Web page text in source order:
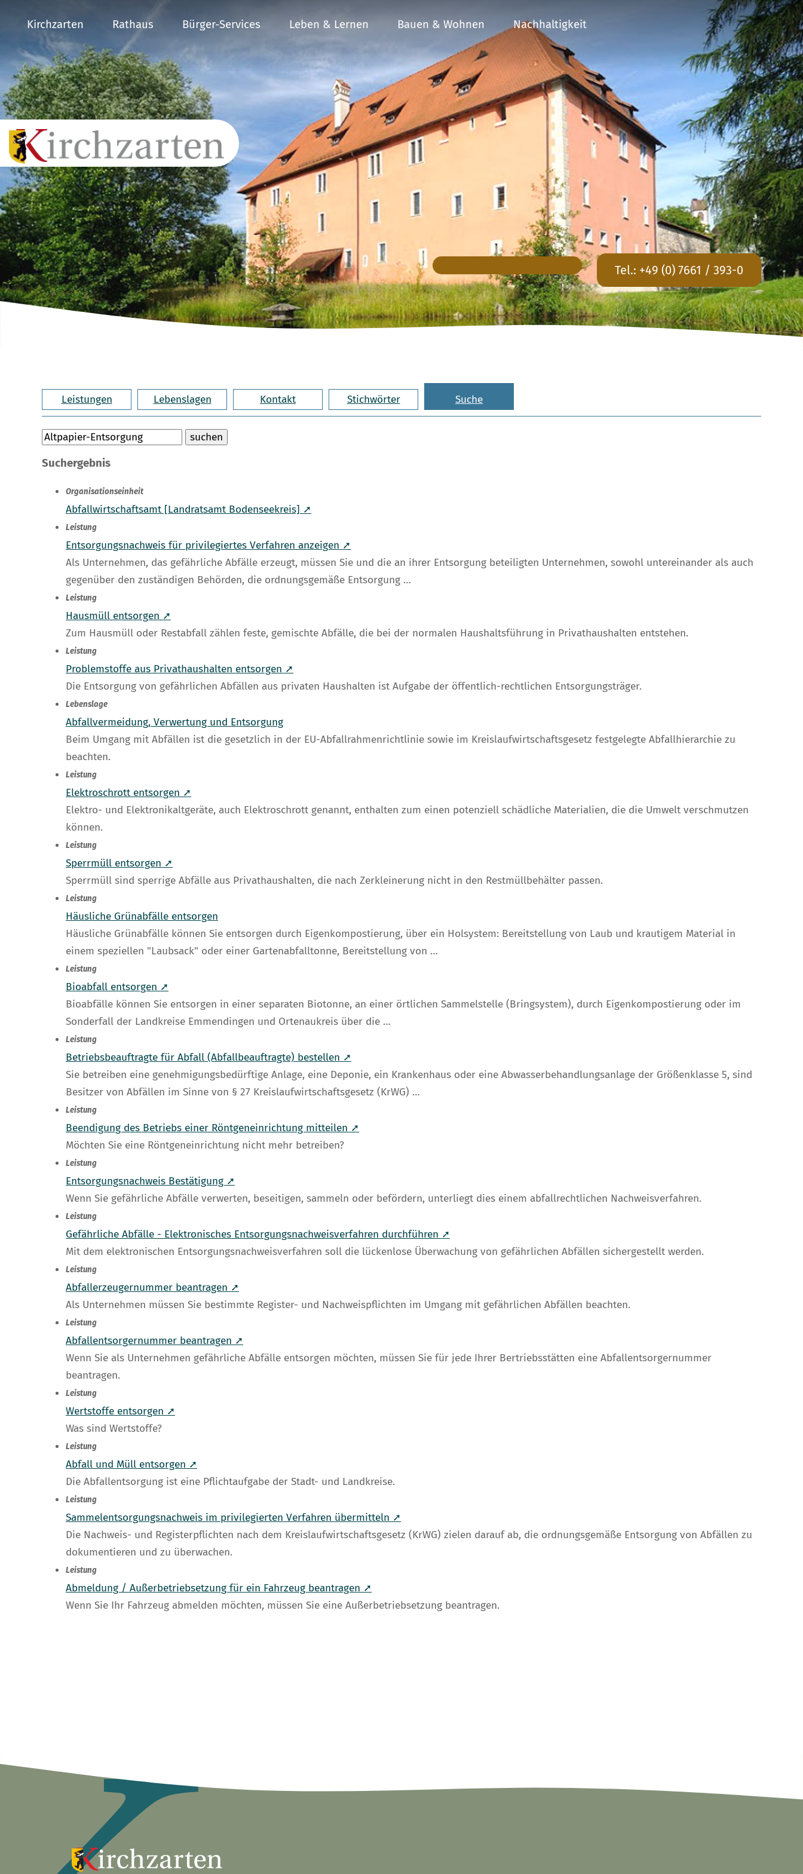
Kirchzarten Rathaus Bürger-Services Leben & Lernen Bauen & Wohnen Nachhaltigkeit
Tel.: +49 (0) 7661 / 393-0
Leistungen Lebenslagen Kontakt Stichwörter Suche
Suchergebnis
Organisationseinheit
Abfallwirtschaftsamt [Landratsamt Bodenseekreis] ➚
Leistung
Entsorgungsnachweis für privilegiertes Verfahren anzeigen ➚
Als Unternehmen, das gefährliche Abfälle erzeugt, müssen Sie und die an ihrer Entsorgung beteiligten Unternehmen, sowohl untereinander als auch
gegenüber den zuständigen Behörden, die ordnungsgemäße Entsorgung …
Leistung
Hausmüll entsorgen ➚
Zum Hausmüll oder Restabfall zählen feste, gemischte Abfälle, die bei der normalen Haushaltsführung in Privathaushalten entstehen.
Leistung
Problemstoffe aus Privathaushalten entsorgen ➚
Die Entsorgung von gefährlichen Abfällen aus privaten Haushalten ist Aufgabe der öffentlich-rechtlichen Entsorgungsträger.
Lebenslage
Abfallvermeidung, Verwertung und Entsorgung
Beim Umgang mit Abfällen ist die gesetzlich in der EU-Abfallrahmenrichtlinie sowie im Kreislaufwirtschaftsgesetz festgelegte Abfallhierarchie zu
beachten.
Leistung
Elektroschrott entsorgen ➚
Elektro- und Elektronikaltgeräte, auch Elektroschrott genannt, enthalten zum einen potenziell schädliche Materialien, die die Umwelt verschmutzen
können.
Leistung
Sperrmüll entsorgen ➚
Sperrmüll sind sperrige Abfälle aus Privathaushalten, die nach Zerkleinerung nicht in den Restmüllbehälter passen.
Leistung
Häusliche Grünabfälle entsorgen
Häusliche Grünabfälle können Sie entsorgen durch Eigenkompostierung, über ein Holsystem: Bereitstellung von Laub und krautigem Material in
einem speziellen "Laubsack" oder einer Gartenabfalltonne, Bereitstellung von …
Leistung
Bioabfall entsorgen ➚
Bioabfälle können Sie entsorgen in einer separaten Biotonne, an einer örtlichen Sammelstelle (Bringsystem), durch Eigenkompostierung oder im
Sonderfall der Landkreise Emmendingen und Ortenaukreis über die …
Leistung
Betriebsbeauftragte für Abfall (Abfallbeauftragte) bestellen ➚
Sie betreiben eine genehmigungsbedürftige Anlage, eine Deponie, ein Krankenhaus oder eine Abwasserbehandlungsanlage der Größenklasse 5, sind
Besitzer von Abfällen im Sinne von § 27 Kreislaufwirtschaftsgesetz (KrWG) …
Leistung
Beendigung des Betriebs einer Röntgeneinrichtung mitteilen ➚
Möchten Sie eine Röntgeneinrichtung nicht mehr betreiben?
Leistung
Entsorgungsnachweis Bestätigung ➚
Wenn Sie gefährliche Abfälle verwerten, beseitigen, sammeln oder befördern, unterliegt dies einem abfallrechtlichen Nachweisverfahren.
Leistung
Gefährliche Abfälle - Elektronisches Entsorgungsnachweisverfahren durchführen ➚
Mit dem elektronischen Entsorgungsnachweisverfahren soll die lückenlose Überwachung von gefährlichen Abfällen sichergestellt werden.
Leistung
Abfallerzeugernummer beantragen ➚
Als Unternehmen müssen Sie bestimmte Register- und Nachweispflichten im Umgang mit gefährlichen Abfällen beachten.
Leistung
Abfallentsorgernummer beantragen ➚
Wenn Sie als Unternehmen gefährliche Abfälle entsorgen möchten, müssen Sie für jede Ihrer Bertriebsstätten eine Abfallentsorgernummer
beantragen.
Leistung
Wertstoffe entsorgen ➚
Was sind Wertstoffe?
Leistung
Abfall und Müll entsorgen ➚
Die Abfallentsorgung ist eine Pflichtaufgabe der Stadt- und Landkreise.
Leistung
Sammelentsorgungsnachweis im privilegierten Verfahren übermitteln ➚
Die Nachweis- und Registerpflichten nach dem Kreislaufwirtschaftsgesetz (KrWG) zielen darauf ab, die ordnungsgemäße Entsorgung von Abfällen zu
dokumentieren und zu überwachen.
Leistung
Abmeldung / Außerbetriebsetzung für ein Fahrzeug beantragen ➚
Wenn Sie Ihr Fahrzeug abmelden möchten, müssen Sie eine Außerbetriebsetzung beantragen.